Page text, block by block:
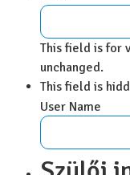
This field is for
unchanged.
This field is
User Name